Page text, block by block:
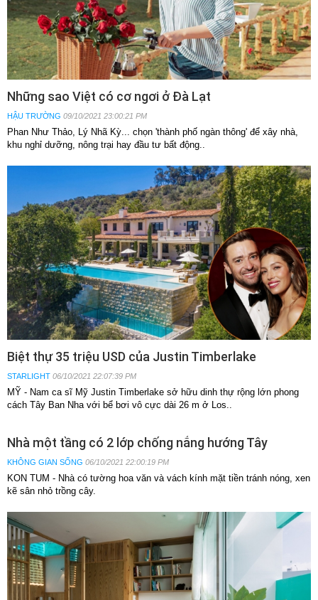
Những sao Việt có cơ ngơi ở Đà Lạt
HẬU TRƯỜNG 09/10/2021 23:00:21 PM
Phan Như Thảo, Lý Nhã Kỳ... chọn 'thành phố ngàn thông' để xây nhà,
khu nghỉ dưỡng, nông trại hay đầu tư bất động..
Biệt thự 35 triệu USD của Justin Timberlake
STARLIGHT 06/10/2021 22:07:39 PM
MỸ - Nam ca sĩ Mỹ Justin Timberlake sở hữu dinh thự rộng lớn phong
cách Tây Ban Nha với bể bơi vô cực dài 26 m ở Los..